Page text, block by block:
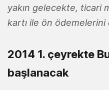
yakın gelecekte, ticari
kartı ile ön
2014 1. çeyrekte
başlanacak